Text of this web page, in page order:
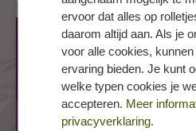
UTRECHT, Marco
Marco Pololaan 2
3526 GJ UTRECHT
BOL 3 jaar
ervoor dat alles op
daarom altijd aan. Als je
voor alle cookies,
ervaring bieden. Je kunt
welke typen cookies je
accepteren. Meer
privacyverklaring.